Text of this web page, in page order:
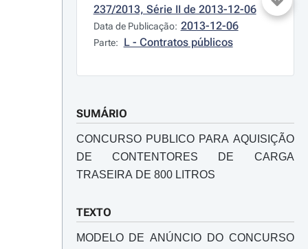
237/2013, Série II de 2013-12-06
Data de Publicação: 2013-12-06
Parte: L - Contratos públicos
SUMÁRIO
CONCURSO PUBLICO PARA AQUISIÇÃO
DE CONTENTORES DE CARGA
TRASEIRA DE 800 LITROS
TEXTO
MODELO DE ANÚNCIO DO CONCURSO